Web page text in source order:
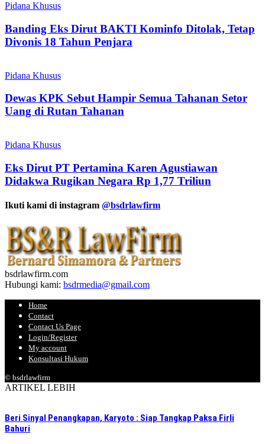
Pidana Khusus
Banding Eks Dirut BAKTI Kominfo Ditolak, Tetap
Divonis 18 Tahun Penjara
Pidana Khusus
Dewas KPK Sebut Hampir Semua Tahanan Setor
Uang di Rutan Tahanan
Pidana Khusus
Eks Dirut PT Pertamina Karen Agustiawan
Didakwa Rugikan Negara Rp 1,77 Triliun
Ikuti kami di instagram @bsdrlawfirm
bsdrlawfirm.com
Hubungi kami: bsdrmedia@gmail.com
Home
Contact
Contact Us Page
Login/Register
My account
Konsultasi Hukum
© bsdrlawfirm
ARTIKEL LEBIH
Beri Sinyal Penangkapan, Karyoto : Siap Tangkap Paksa Firli
Bahuri